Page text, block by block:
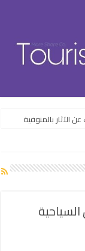
الآثار بالمنوفية